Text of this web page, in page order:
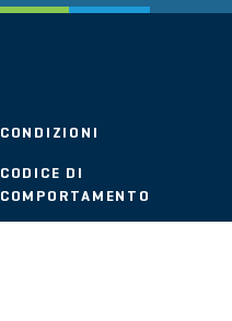
CONDIZIONI
CODICE DI
COMPORTAMENTO